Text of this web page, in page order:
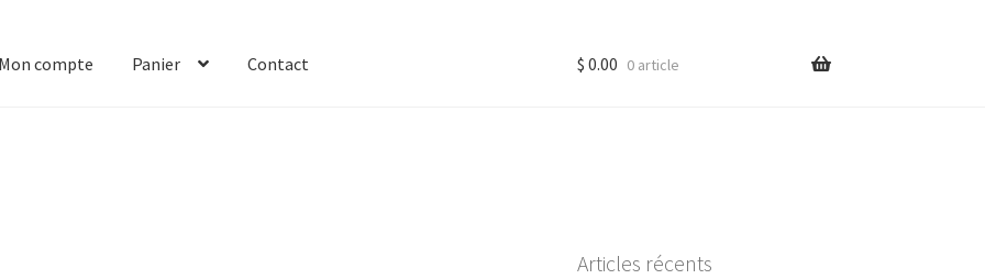
Mon compte Panier Contact $ 0.00 0 article
Articles récents